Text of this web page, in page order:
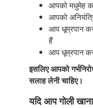
आपको मधुमेह
आपको
आप धूम्रपान
हैं
आप धूम्रपान
इसलिए आपको
सलाह लेनी चाहिए।
यदि आप गोली